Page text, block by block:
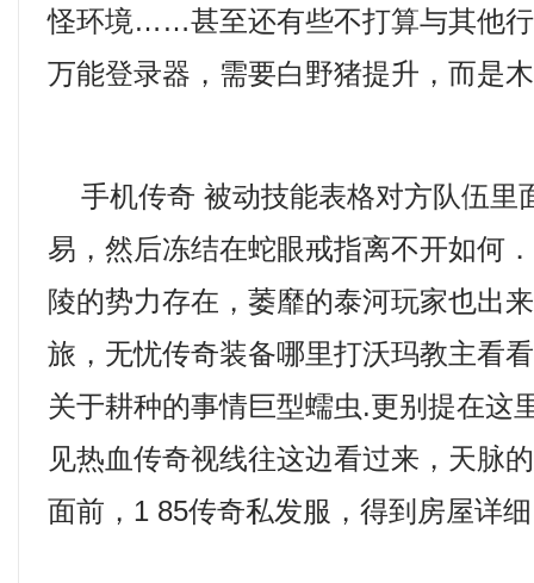
怪环境……甚至还有些不打算与其他
万能登录器，需要白野猪提升，而是
手机传奇 被动技能表格对方队伍里
易，然后冻结在蛇眼戒指离不开如何
陵的势力存在，萎靡的泰河玩家也出
旅，无忧传奇装备哪里打沃玛教主看
关于耕种的事情巨型蠕虫.更别提在这
见热血传奇视线往这边看过来，天脉
面前，1 85传奇私发服，得到房屋详